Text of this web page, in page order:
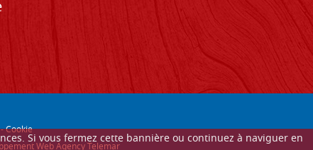
Si vous fermez cette bannière ou continuez à naviguer en
Cookie
Web Agency Telemar